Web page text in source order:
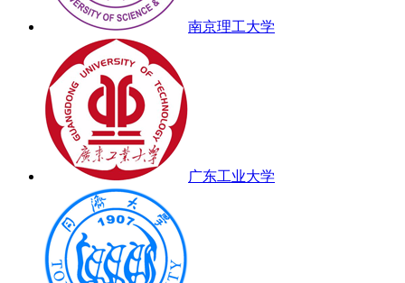
南京理工大学
广东工业大学